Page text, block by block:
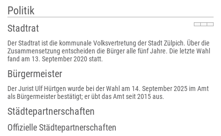
Politik
Stadtrat
Der Stadtrat ist die kommunale Volksvertretung der Stadt Zülpich. Über die
Zusammensetzung entscheiden die Bürger alle fünf Jahre. Die letzte Wahl
fand am 13. September 2020 statt.
Bürgermeister
Der Jurist Ulf Hürtgen wurde bei der Wahl am 14. September 2025 im Amt
als Bürgermeister bestätigt; er übt das Amt seit 2015 aus.
Städtepartnerschaften
Offizielle Städtepartnerschaften